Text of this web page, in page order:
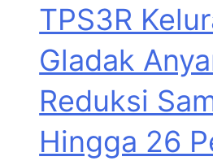
TPS3R
Gladak
Reduksi
Hingga 26